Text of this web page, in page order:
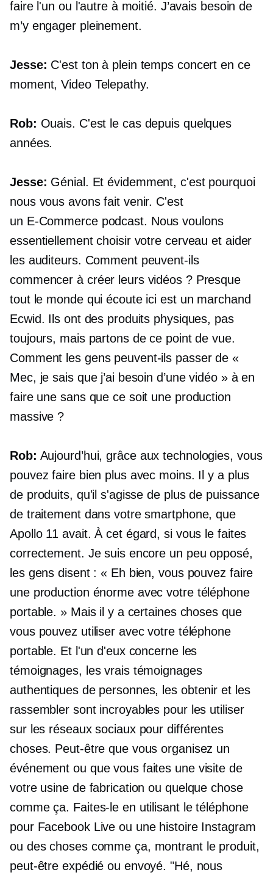
faire l'un ou l'autre à moitié. J’avais besoin de
m’y engager pleinement.
Jesse: C'est tonà plein temps concert en ce
moment, Video Telepathy.
Rob: Ouais. C'est le cas depuis quelques
années.
Jesse: Génial. Et évidemment, c'est pourquoi
nous vous avons fait venir. C'est
un E-Commercepodcast. Nous voulons
essentiellement choisir votre cerveau et aider
les auditeurs. Comment peuvent-ils
commencer à créer leurs vidéos ? Presque
tout le monde qui écoute ici est un marchand
Ecwid. Ils ont des produits physiques, pas
toujours, mais partons de ce point de vue.
Comment les gens peuvent-ils passer de «
Mec, je sais que j’ai besoin d’une vidéo » à en
faire une sans que ce soit une production
massive ?
Rob: Aujourd’hui, grâce aux technologies, vous
pouvez faire bien plus avec moins. Il y a plus
de produits, qu'il s'agisse de plus de puissance
de traitement dans votre smartphone, que
Apollo 11 avait. À cet égard, si vous le faites
correctement. Je suis encore un peu opposé,
les gens disent : « Eh bien, vous pouvez faire
une production énorme avec votre téléphone
portable. » Mais il y a certaines choses que
vous pouvez utiliser avec votre téléphone
portable. Et l'un d'eux concerne les
témoignages, les vrais témoignages
authentiques de personnes, les obtenir et les
rassembler sont incroyables pour les utiliser
sur les réseaux sociaux pour différentes
choses. Peut-être que vous organisez un
événement ou que vous faites une visite de
votre usine de fabrication ou quelque chose
comme ça. Faites-le en utilisant le téléphone
pour Facebook Live ou une histoire Instagram
ou des choses comme ça, montrant le produit,
peut-être expédié ou envoyé. "Hé, nous